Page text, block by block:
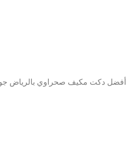
أفضل دكت مكيف صحراوي بالرياض جودة